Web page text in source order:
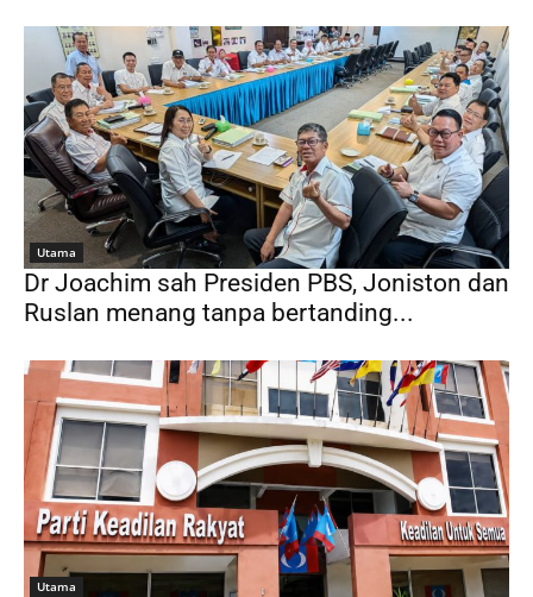
Utama
Dr Joachim sah Presiden PBS, Joniston dan
Ruslan menang tanpa bertanding...
Utama